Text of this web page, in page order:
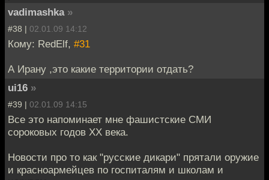
vadimashka »
#38 | 02.01.09 14:12
Кому: RedElf, #31
А Ирану ,это какие территории отдать?
ui16 »
#39 | 02.01.09 14:15
Все это напоминает мне фашистские СМИ
сороковых годов XX века.
Новости про то как "русские дикари" прятали оружие
и красноармейцев по госпиталям и школам и